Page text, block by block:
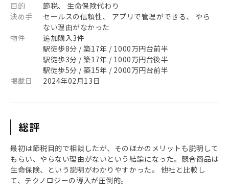
目的
節税、 生命保険代わり
決め手
セールスの信頼性、 アプリで管理ができる、 やら
ない理由がなかった
物件
追加購入3件
駅徒歩8分 / 築17年 / 1000万円台前半
駅徒歩3分 / 築17年 / 1000万円台後半
駅徒歩5分 / 築15年 / 2000万円台前半
掲載日
2024年02月13日
総評
最初は節税目的で相談したが、そのほかのメリットも説明して
もらい、やらない理由がないという結論になった。競合商品は
生命保険、という説明がわかりやすかった。 他社と比較し
て、テクノロジーの導入が圧倒的。